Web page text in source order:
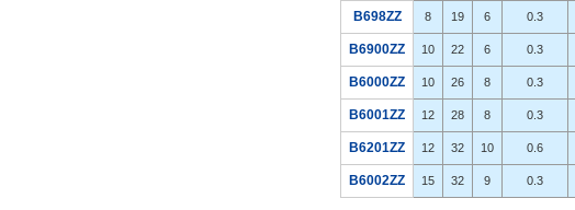
B698ZZ 8 19 6 0.3
B6900ZZ 10 22 6 0.3
B6000ZZ 10 26 8 0.3
B6001ZZ 12 28 8 0.3
B6201ZZ 12 32 10 0.6
B6002ZZ 15 32 9 0.3